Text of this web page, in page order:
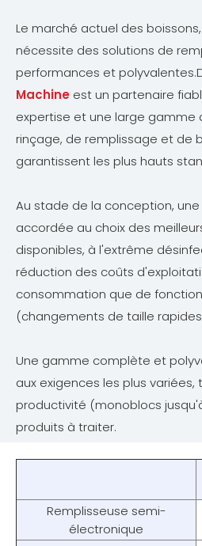
Le marché actuel des
nécessite des solutions de
performances et
Machine est un partenaire
expertise et une large gamme
rinçage, de remplissage et de
garantissent les plus hauts
Au stade de la conception,
accordée au choix des
disponibles, à l'extrême
réduction des coûts
consommation que de
(changements de taille
Une gamme complète et
aux exigences les plus
productivité (monoblocs
produits à traiter.
Remplisseuse semi-
électronique